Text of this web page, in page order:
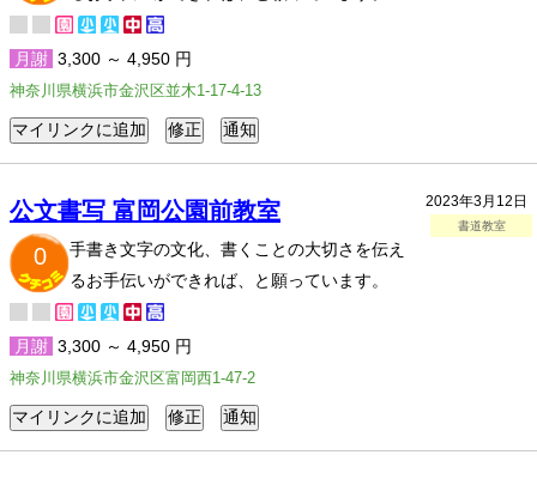
月謝 3,300 ～ 4,950 円
神奈川県横浜市金沢区並木1-17-4-13
2023年3月12日
書道教室
公文書写 富岡公園前教室
0
手書き文字の文化、書くことの大切さを伝え
るお手伝いができれば、と願っています。
月謝 3,300 ～ 4,950 円
神奈川県横浜市金沢区富岡西1-47-2